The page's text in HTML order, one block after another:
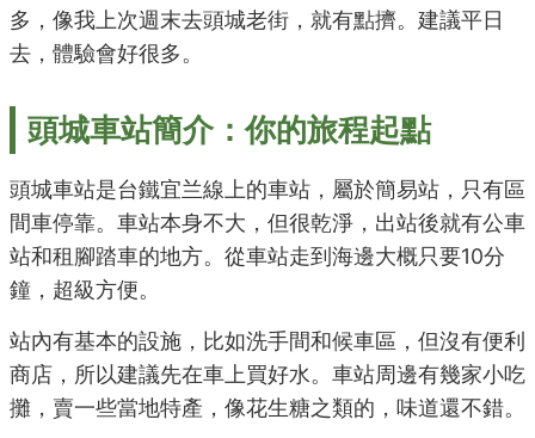
多，像我上次週末去頭城老街，就有點擠。建議平日
去，體驗會好很多。
頭城車站簡介：你的旅程起點
頭城車站是台鐵宜兰線上的車站，屬於簡易站，只有區
間車停靠。車站本身不大，但很乾淨，出站後就有公車
站和租腳踏車的地方。從車站走到海邊大概只要10分
鐘，超級方便。
站內有基本的設施，比如洗手間和候車區，但沒有便利
商店，所以建議先在車上買好水。車站周邊有幾家小吃
攤，賣一些當地特產，像花生糖之類的，味道還不錯。